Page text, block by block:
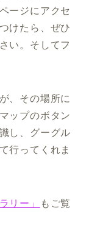
ージにアクセ
けたら、ぜひ
い。そしてフ
、その場所に
ップのボタン
し、グーグル
行ってくれま
リー」
もご覧